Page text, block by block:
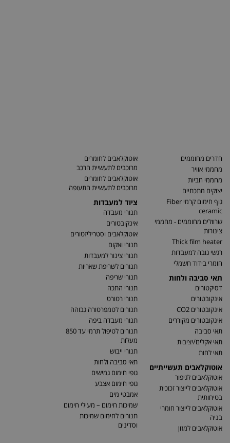
חדרים מחוממים
מחממי אוויר
מחממי חביות
יצוקים מתכתיים
גוף חימום קרמי Fiber
ceramic
שרוולים מחוממים - מחממי
צינורות
Thick film heater
רגשי גובה למעבדות
חומרי בידוד חשמלי
תאי סביבה ולחות
דסיקטורים
אינקובטורים
אינקובטורים CO2
אינקובטורים מקוררים
תאי סביבה
תאי אקלים/יציבות
תאי לחות
אוטוקלאבים תעשייתיים
אוטוקלאבים לגיפור
אוטוקלאבים לייצור זכוכית
בטיחותית
אוטוקלאבים לייצור חומרי
בניה
אוטוקלאבים למזון
אוטוקלאבים לחומרים
מרוכבים לתעשיית הרכב
אוטוקלאבים לחומרים
מרוכבים לתעשיית התעופה
ציוד למעבדות
תנורי מעבדה
אינקובטורים
אוטוקלאבים וסטריליזטורים
תנורי ואקום
תנורי צינור למעבדות
תנורים לשריפת שאריות
תנורי שריפה
תנורי התכה
תנורי רטורט
תנורים לטמפרטורה גבוהה
תנורי מעבדה ביפה
תנורים לטיפול תרמי עד 850
מעלות
תנורי ייבוש
תאי סביבה ולחות
גופי חימום גמישים
גופי חימום אצבע
אמבטי מים
שמיכות חימום – מעילי חימום
תנורים לחימום שמיכות
וסדינים